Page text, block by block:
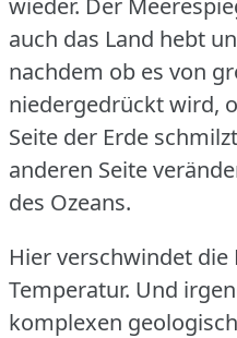
auch das Land hebt
nachdem ob es von
niedergedrückt wird,
Seite der Erde
anderen Seite
des Ozeans.
Hier verschwindet
Temperatur. Und
komplexen